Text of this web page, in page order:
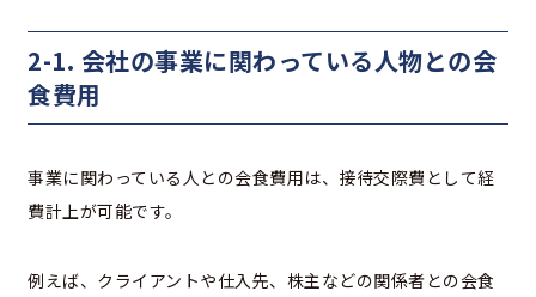
2-1. 会社の事業に関わっている人物との会
食費用
事業に関わっている人との会食費用は、接待交際費として経
費計上が可能です。
例えば、クライアントや仕入先、株主などの関係者との会食